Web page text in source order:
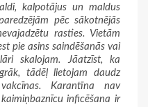
kalpotājus un maldus
pēc sākotnējās
rasties. Vietām
pie asins saindēšanās vai
skalojam. Jāatzīst, ka
tādēļ lietojam daudz
Karantīna nav
inficēšana ir